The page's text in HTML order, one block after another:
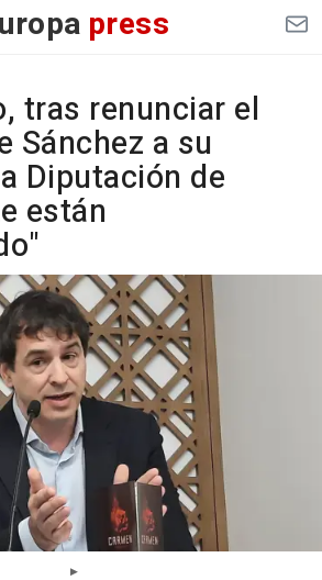
press
tras renunciar el
Sánchez a su
Diputación de
están